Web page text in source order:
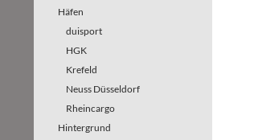
Häfen
duisport
HGK
Krefeld
Neuss Düsseldorf
Rheincargo
Hintergrund